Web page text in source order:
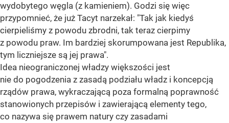
wydobytego węgla (z kamieniem). Godzi się więc
przypomnieć, że już Tacyt narzekał: "Tak jak kiedyś
cierpieliśmy z powodu zbrodni, tak teraz cierpimy
z powodu praw. Im bardziej skorumpowana jest Republika,
tym liczniejsze są jej prawa".
Idea nieograniczonej władzy większości jest
nie do pogodzenia z zasadą podziału władz i koncepcją
rządów prawa, wykraczającą poza formalną poprawność
stanowionych przepisów i zawierającą elementy tego,
co nazywa się prawem natury czy zasadami